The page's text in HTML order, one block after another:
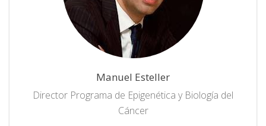
Manuel Esteller
Director Programa de Epigenética y Biología del
Cáncer